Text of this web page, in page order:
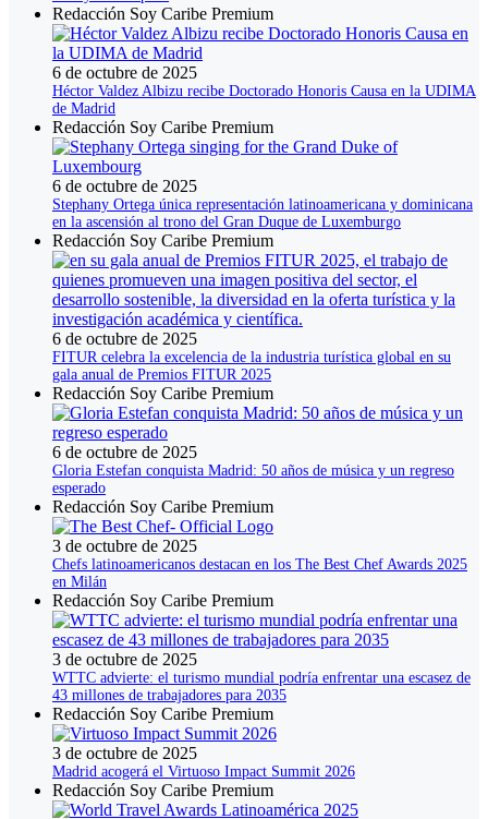
Redacción Soy Caribe Premium
6 de octubre de 2025
Héctor Valdez Albizu recibe Doctorado Honoris Causa en la UDIMA
de Madrid
Redacción Soy Caribe Premium
6 de octubre de 2025
Stephany Ortega única representación latinoamericana y dominicana
en la ascensión al trono del Gran Duque de Luxemburgo
Redacción Soy Caribe Premium
6 de octubre de 2025
FITUR celebra la excelencia de la industria turística global en su
gala anual de Premios FITUR 2025
Redacción Soy Caribe Premium
6 de octubre de 2025
Gloria Estefan conquista Madrid: 50 años de música y un regreso
esperado
Redacción Soy Caribe Premium
3 de octubre de 2025
Chefs latinoamericanos destacan en los The Best Chef Awards 2025
en Milán
Redacción Soy Caribe Premium
3 de octubre de 2025
WTTC advierte: el turismo mundial podría enfrentar una escasez de
43 millones de trabajadores para 2035
Redacción Soy Caribe Premium
3 de octubre de 2025
Madrid acogerá el Virtuoso Impact Summit 2026
Redacción Soy Caribe Premium